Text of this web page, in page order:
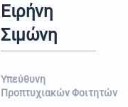
Ειρήνη
Σιμώνη
Υπεύθυνη
Προπτυχιακών Φοιτητών